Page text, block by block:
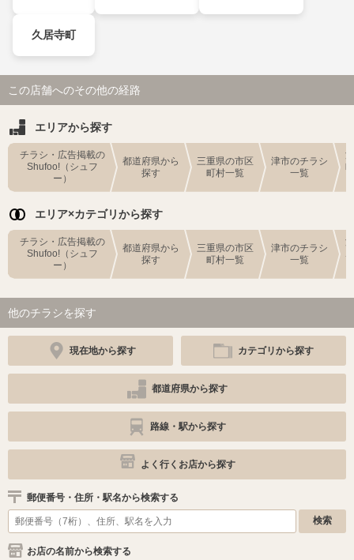
久居寺町
この店舗へのその他の経路
エリアから探す
チラシ・広告掲載の
Shufoo!（シュフ
ー）
都道府県から
探す
三重県の市区
町村一覧
津市のチラシ
一覧
エリア×カテゴリから探す
チラシ・広告掲載の
Shufoo!（シュフ
ー）
都道府県から
探す
三重県の市区
町村一覧
津市のチラシ
一覧
他のチラシを探す
現在地から探す カテゴリから探す
都道府県から探す
路線・駅から探す
よく行くお店から探す
郵便番号・住所・駅名から検索する
お店の名前から検索する